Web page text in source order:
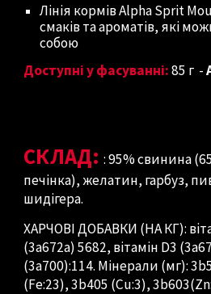
Лінія кормів Alpha Sprit
смаків та ароматів, які
собою
Доступні у фасуванні:85 г -
СКЛАД:: 95% свинина
печінка), желатин, гарбуз,
шидігера.
ХАРЧОВІ ДОБАВКИ (НА КГ):
(3a672a) 5682, вітамін D3
(3a700):114. Мінерали (мг):
(Fe:23), 3b405 (Cu:3),